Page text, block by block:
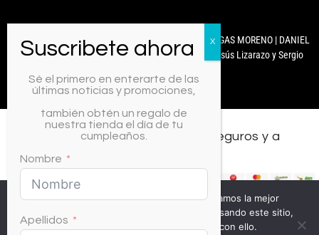
Mixcoco Colombia | Antonella Nails | MARYURY ARENGAS MORENO | DANIEL
CARABALLO | © 2025 Diseñado y Desarrollado por Jesús Lizarazo y Sergio
Todos los medios de pago, seguros y a
Sé el primero en enterarte de las
últimas noticias y promociones,
también obtén un regalo de
nuestra tienda el día de tu
cumpleaños.
Nombre
Apellidos
Usamos cookies para asegurar que te damos la mejor
experiencia en nuestra web. Si continúas usando este sitio,
asumiremos que estás de acuerdo con ello.